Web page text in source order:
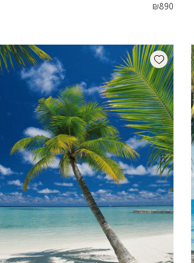
₪890
Add wishlist